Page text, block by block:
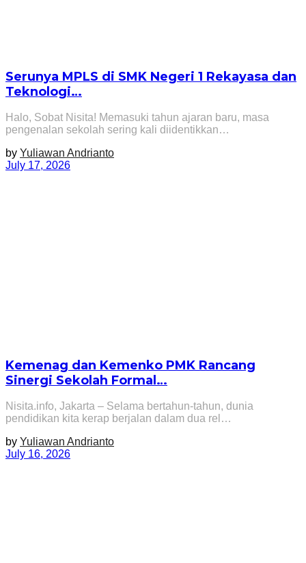
Serunya MPLS di SMK Negeri 1 Rekayasa dan
Teknologi…
Halo, Sobat Nisita! Memasuki tahun ajaran baru, masa
pengenalan sekolah sering kali diidentikkan…
by Yuliawan Andrianto
July 17, 2026
Kemenag dan Kemenko PMK Rancang
Sinergi Sekolah Formal…
Nisita.info, Jakarta – Selama bertahun-tahun, dunia
pendidikan kita kerap berjalan dalam dua rel…
by Yuliawan Andrianto
July 16, 2026